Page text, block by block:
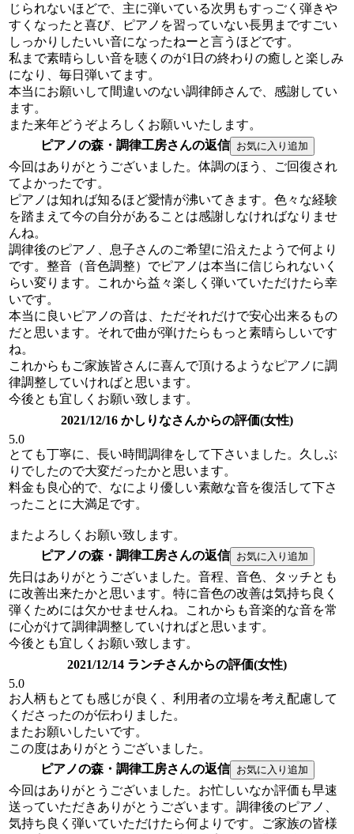
じられないほどで、主に弾いている次男もすっごく弾きや
すくなったと喜び、ピアノを習っていない長男まですごい
しっかりしたいい音になったねーと言うほどです。
私まで素晴らしい音を聴くのが1日の終わりの癒しと楽しみ
になり、毎日弾いてます。
本当にお願いして間違いのない調律師さんで、感謝してい
ます。
また来年どうぞよろしくお願いいたします。
ピアノの森・調律工房さんの返信
今回はありがとうございました。体調のほう、ご回復され
てよかったです。
ピアノは知れば知るほど愛情が沸いてきます。色々な経験
を踏まえて今の自分があることは感謝しなければなりませ
んね。
調律後のピアノ、息子さんのご希望に沿えたようで何より
です。整音（音色調整）でピアノは本当に信じられないく
らい変ります。これから益々楽しく弾いていただけたら幸
いです。
本当に良いピアノの音は、ただそれだけで安心出来るもの
だと思います。それで曲が弾けたらもっと素晴らしいです
ね。
これからもご家族皆さんに喜んで頂けるようなピアノに調
律調整していければと思います。
今後とも宜しくお願い致します。
2021/12/16 かしりなさんからの評価(女性)
5.0
とても丁寧に、長い時間調律をして下さいました。久しぶ
りでしたので大変だったかと思います。
料金も良心的で、なにより優しい素敵な音を復活して下さ
ったことに大満足です。
またよろしくお願い致します。
ピアノの森・調律工房さんの返信
先日はありがとうございました。音程、音色、タッチとも
に改善出来たかと思います。特に音色の改善は気持ち良く
弾くためには欠かせませんね。これからも音楽的な音を常
に心がけて調律調整していければと思います。
今後とも宜しくお願い致します。
2021/12/14 ランチさんからの評価(女性)
5.0
お人柄もとても感じが良く、利用者の立場を考え配慮して
くださったのが伝わりました。
またお願いしたいです。
この度はありがとうございました。
ピアノの森・調律工房さんの返信
今回はありがとうございました。お忙しいなか評価も早速
送っていただきありがとうございます。調律後のピアノ、
気持ち良く弾いていただけたら何よりです。ご家族の皆様